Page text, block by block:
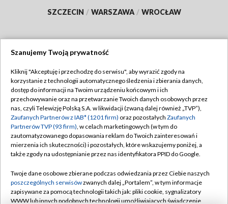
SZCZECIN / WARSZAWA / WROCŁAW
TVP
Abonament TVP
Emisja w TVP
Centrum informacji TVP
Naziemna Telewizja Cyfrowa
Rada Programowa
System NOS
Regulamin TVP
Polityka prywatności
Moje zgody
Pomoc
Kontakt
Szanujemy Twoją prywatność
Kliknij "Akceptuję i przechodzę do serwisu", aby wyrazić zgody na
korzystanie z technologii automatycznego śledzenia i zbierania danych,
dostęp do informacji na Twoim urządzeniu końcowym i ich
przechowywanie oraz na przetwarzanie Twoich danych osobowych przez
nas, czyli Telewizję Polską S.A. w likwidacji (zwaną dalej również „TVP”),
Zaufanych Partnerów z IAB* (1201 firm) oraz pozostałych Zaufanych
Partnerów TVP (93 firm), w celach marketingowych (w tym do
zautomatyzowanego dopasowania reklam do Twoich zainteresowań i
mierzenia ich skuteczności) i pozostałych, które wskazujemy poniżej, a
także zgody na udostępnianie przez nas identyfikatora PPID do Google.
Twoje dane osobowe zbierane podczas odwiedzania przez Ciebie naszych
poszczególnych serwisówzwanych dalej „Portalem”, w tym informacje
zapisywane za pomocą technologii takich jak: pliki cookie, sygnalizatory
WWW lub innych podobnych technologii umożliwiających świadczenie